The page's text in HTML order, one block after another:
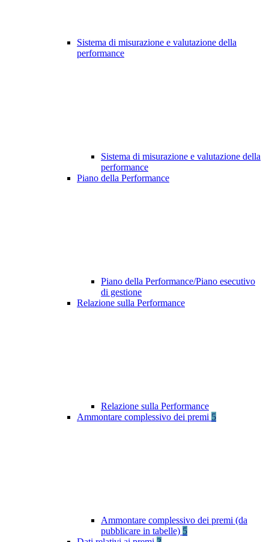
Sistema di misurazione e valutazione della
performance
Sistema di misurazione e valutazione della
performance
Piano della Performance
Piano della Performance/Piano esecutivo
di gestione
Relazione sulla Performance
Relazione sulla Performance
Ammontare complessivo dei premi 5
Ammontare complessivo dei premi (da
pubblicare in tabelle) 5